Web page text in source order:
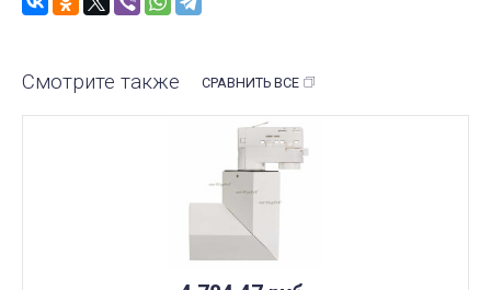
Смотрите также СРАВНИТЬ ВСЕ